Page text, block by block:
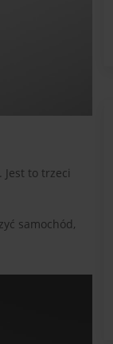
to trzeci
samochód,